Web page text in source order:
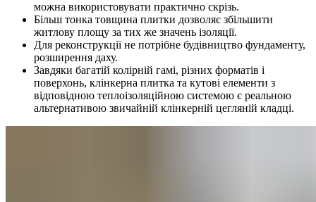
можна використовувати практично скрізь.
Більш тонка товщина плитки дозволяє збільшити
житлову площу за тих же значень ізоляції.
Для реконструкції не потрібне будівництво фундаменту,
розширення даху.
Завдяки багатій колірній гамі, різних форматів і
поверхонь, клінкерна плитка та кутові елементи з
відповідною теплоізоляційною системою є реальною
альтернативою звичайній клінкерній цегляній кладці.